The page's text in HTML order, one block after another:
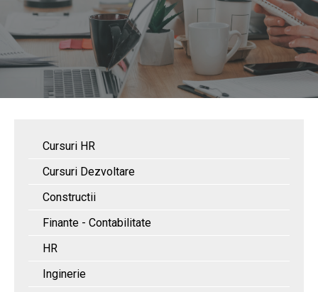
Cursuri HR
Cursuri Dezvoltare
Constructii
Finante - Contabilitate
HR
Inginerie